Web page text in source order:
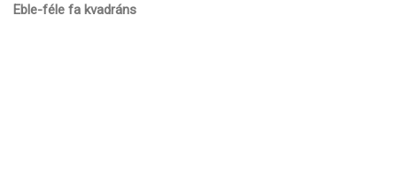
Eble-féle fa kvadráns